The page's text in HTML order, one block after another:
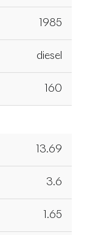
1985
diesel
160
13.69
3.6
1.65